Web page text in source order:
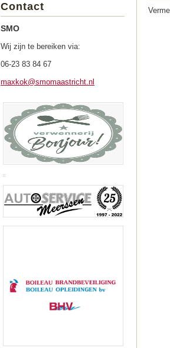
Contact
SMO
Wij zijn te bereiken via:
06-23 83 84 67
maxkok@smomaastricht.nl